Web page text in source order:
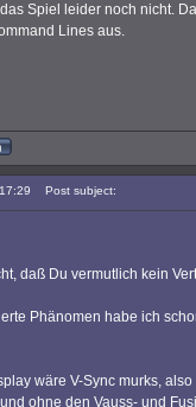
Spiel leider noch nicht.
Lines aus.
Post subject:
daß Du vermutlich kein
Phänomen habe ich
wäre V-Sync murks,
ohne den Vauss- und